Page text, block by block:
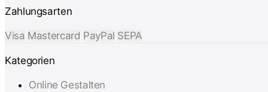
Zahlungsarten
Visa Mastercard PayPal SEPA
Kategorien
Online Gestalten